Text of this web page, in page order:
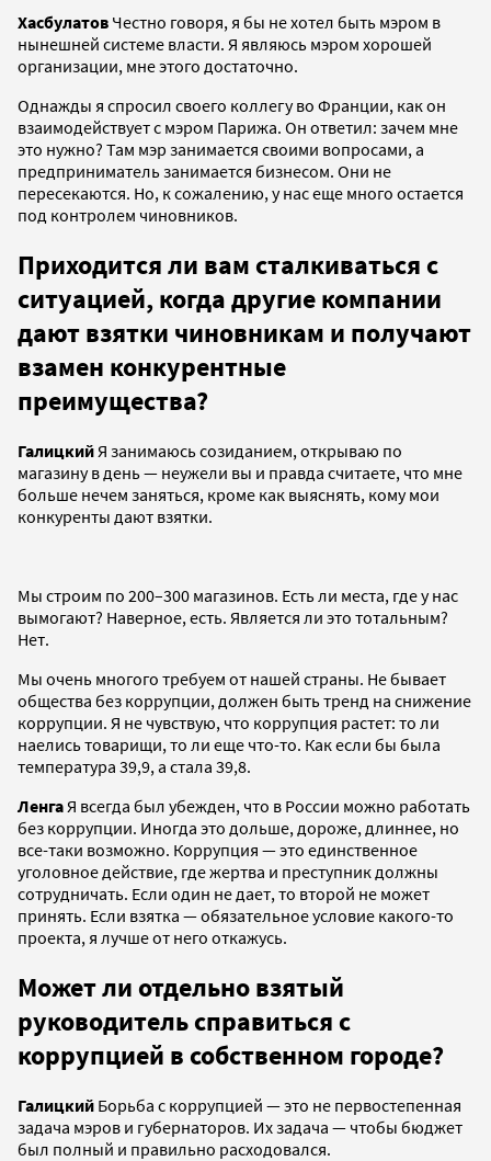
Хасбулатов Честно говоря, я бы не хотел быть мэром в
нынешней системе власти. Я являюсь мэром хорошей
организации, мне этого достаточно.
Однажды я спросил своего коллегу во Франции, как он
взаимодействует с мэром Парижа. Он ответил: зачем мне
это нужно? Там мэр занимается своими вопросами, а
предприниматель занимается бизнесом. Они не
пересекаются. Но, к сожалению, у нас еще много остается
под контролем чиновников.
Приходится ли вам сталкиваться с
ситуацией, когда другие компании
дают взятки чиновникам и получают
взамен конкурентные
преимущества?
Галицкий Я занимаюсь созиданием, открываю по
магазину в день — неужели вы и правда считаете, что мне
больше нечем заняться, кроме как выяснять, кому мои
конкуренты дают взятки.
Мы строим по 200–300 магазинов. Есть ли места, где у нас
вымогают? Наверное, есть. Является ли это тотальным?
Нет.
Мы очень многого требуем от нашей страны. Не бывает
общества без коррупции, должен быть тренд на снижение
коррупции. Я не чувствую, что коррупция растет: то ли
наелись товарищи, то ли еще что-то. Как если бы была
температура 39,9, а стала 39,8.
Ленга Я всегда был убежден, что в России можно работать
без коррупции. Иногда это дольше, дороже, длиннее, но
все-таки возможно. Коррупция — это единственное
уголовное действие, где жертва и преступник должны
сотрудничать. Если один не дает, то второй не может
принять. Если взятка — обязательное условие какого-то
проекта, я лучше от него откажусь.
Может ли отдельно взятый
руководитель справиться с
коррупцией в собственном городе?
Галицкий Борьба с коррупцией — это не первостепенная
задача мэров и губернаторов. Их задача — чтобы бюджет
был полный и правильно расходовался.